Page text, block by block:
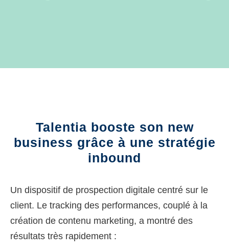
Talentia booste son new
business grâce à une stratégie
inbound
Un dispositif de prospection digitale centré sur le
client. Le tracking des performances, couplé à la
création de contenu marketing, a montré des
résultats très rapidement :